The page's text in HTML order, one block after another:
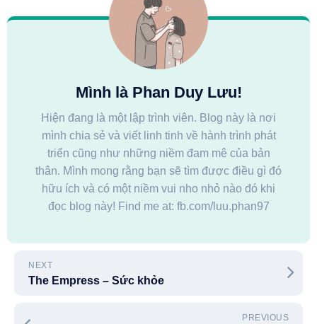
Mình là Phan Duy Lưu!
Hiện đang là một lập trình viên. Blog này là nơi
mình chia sẻ và viết linh tinh về hành trình phát
triển cũng như những niềm đam mê của bản
thân. Mình mong rằng bạn sẽ tìm được điều gì đó
hữu ích và có một niềm vui nho nhỏ nào đó khi
đọc blog này! Find me at: fb.com/luu.phan97
NEXT
The Empress – Sức khỏe
PREVIOUS